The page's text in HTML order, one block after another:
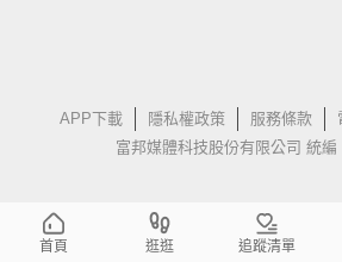
APP下載 隱私權政策 服務條款
富邦媒體科技股份有限公司 統編
首頁 逛逛 追蹤清單